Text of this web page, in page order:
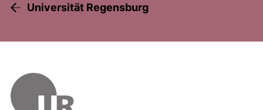
Universität Regensburg